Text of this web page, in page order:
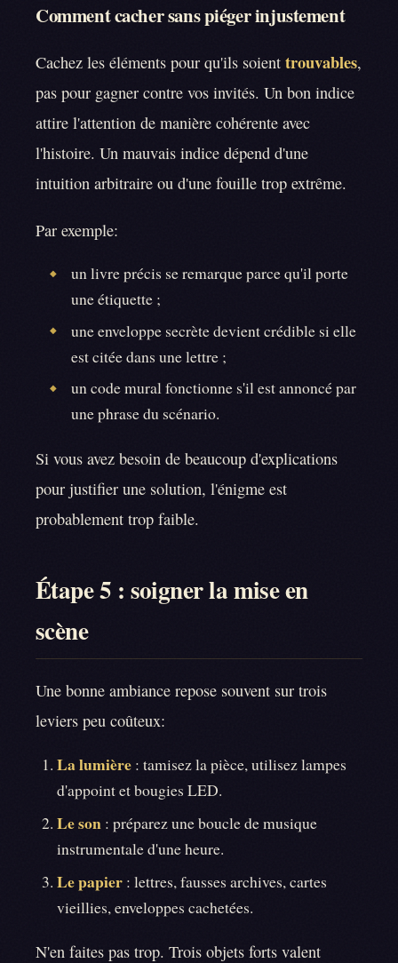
Comment cacher sans piéger injustement
Cachez les éléments pour qu'ils soient trouvables,
pas pour gagner contre vos invités. Un bon indice
attire l'attention de manière cohérente avec
l'histoire. Un mauvais indice dépend d'une
intuition arbitraire ou d'une fouille trop extrême.
Par exemple:
◆
un livre précis se remarque parce qu'il porte
une étiquette ;
◆
une enveloppe secrète devient crédible si elle
est citée dans une lettre ;
◆
un code mural fonctionne s'il est annoncé par
une phrase du scénario.
Si vous avez besoin de beaucoup d'explications
pour justifier une solution, l'énigme est
probablement trop faible.
Étape 5 : soigner la mise en
scène
Une bonne ambiance repose souvent sur trois
leviers peu coûteux:
La lumière : tamisez la pièce, utilisez lampes
d'appoint et bougies LED.
Le son : préparez une boucle de musique
instrumentale d'une heure.
Le papier : lettres, fausses archives, cartes
vieillies, enveloppes cachetées.
N'en faites pas trop. Trois objets forts valent